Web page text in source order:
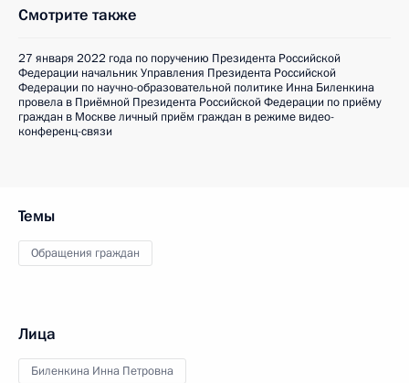
Смотрите также
27 января 2022 года по поручению Президента Российской
Федерации начальник Управления Президента Российской
Федерации по научно-образовательной политике Инна Биленкина
провела в Приёмной Президента Российской Федерации по приёму
граждан в Москве личный приём граждан в режиме видео-
конференц-связи
Темы
Обращения граждан
Лица
Биленкина Инна Петровна